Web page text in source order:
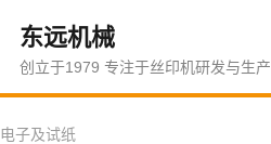
东远机械
创立于1979 专注于丝印机研发与生产
电子及试纸